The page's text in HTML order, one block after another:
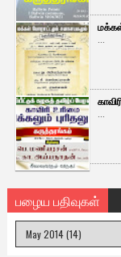
...
...
பழைய பதிவுகள்